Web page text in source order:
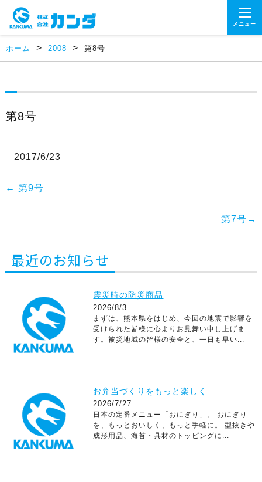
メニュー
ホーム > 2008 > 第8号
第8号
2017/6/23
← 第9号
第7号 →
最近のお知らせ
震災時の防災商品
2026/8/3
まずは、熊本県をはじめ、今回の地震で影響を
受けられた皆様に心よりお見舞い申し上げま
す。被災地域の皆様の安全と、一日も早い...
お弁当づくりをもっと楽しく
2026/7/27
日本の定番メニュー「おにぎり」。 おにぎり
を、もっとおいしく、もっと手軽に。 型抜きや
成形用品、海苔・具材のトッピングに...